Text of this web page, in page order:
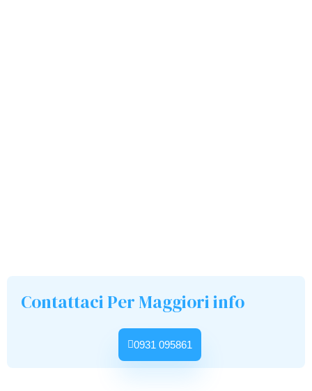
Contattaci Per Maggiori info
0931 095861